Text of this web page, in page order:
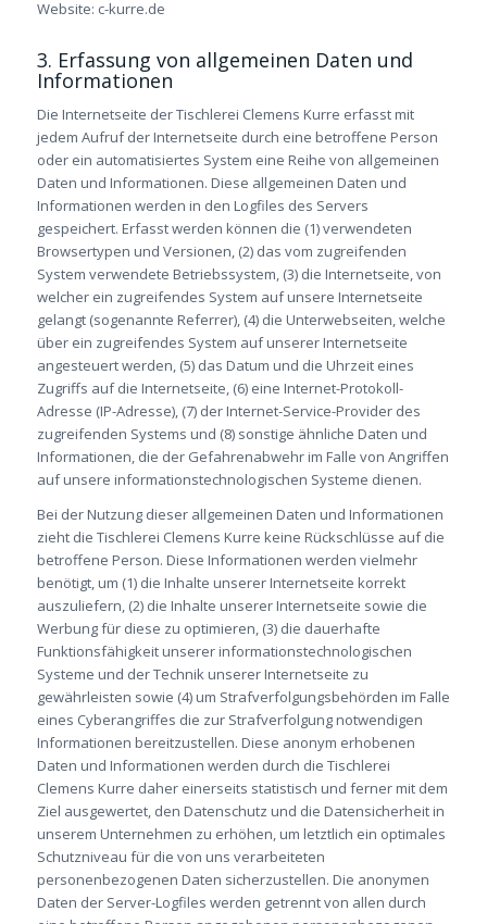
Website: c-kurre.de
3. Erfassung von allgemeinen Daten und
Informationen
Die Internetseite der Tischlerei Clemens Kurre erfasst mit
jedem Aufruf der Internetseite durch eine betroffene Person
oder ein automatisiertes System eine Reihe von allgemeinen
Daten und Informationen. Diese allgemeinen Daten und
Informationen werden in den Logfiles des Servers
gespeichert. Erfasst werden können die (1) verwendeten
Browsertypen und Versionen, (2) das vom zugreifenden
System verwendete Betriebssystem, (3) die Internetseite, von
welcher ein zugreifendes System auf unsere Internetseite
gelangt (sogenannte Referrer), (4) die Unterwebseiten, welche
über ein zugreifendes System auf unserer Internetseite
angesteuert werden, (5) das Datum und die Uhrzeit eines
Zugriffs auf die Internetseite, (6) eine Internet-Protokoll-
Adresse (IP-Adresse), (7) der Internet-Service-Provider des
zugreifenden Systems und (8) sonstige ähnliche Daten und
Informationen, die der Gefahrenabwehr im Falle von Angriffen
auf unsere informationstechnologischen Systeme dienen.
Bei der Nutzung dieser allgemeinen Daten und Informationen
zieht die Tischlerei Clemens Kurre keine Rückschlüsse auf die
betroffene Person. Diese Informationen werden vielmehr
benötigt, um (1) die Inhalte unserer Internetseite korrekt
auszuliefern, (2) die Inhalte unserer Internetseite sowie die
Werbung für diese zu optimieren, (3) die dauerhafte
Funktionsfähigkeit unserer informationstechnologischen
Systeme und der Technik unserer Internetseite zu
gewährleisten sowie (4) um Strafverfolgungsbehörden im Falle
eines Cyberangriffes die zur Strafverfolgung notwendigen
Informationen bereitzustellen. Diese anonym erhobenen
Daten und Informationen werden durch die Tischlerei
Clemens Kurre daher einerseits statistisch und ferner mit dem
Ziel ausgewertet, den Datenschutz und die Datensicherheit in
unserem Unternehmen zu erhöhen, um letztlich ein optimales
Schutzniveau für die von uns verarbeiteten
personenbezogenen Daten sicherzustellen. Die anonymen
Daten der Server-Logfiles werden getrennt von allen durch